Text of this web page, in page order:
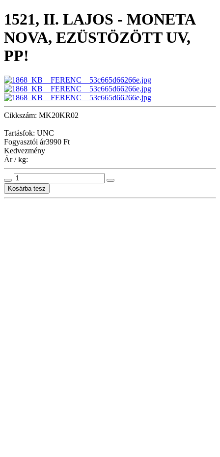
1521, II. LAJOS - MONETA
NOVA, EZÜSTÖZÖTT UV,
PP!
Cikkszám: MK20KR02
Tartásfok: UNC
Fogyasztói ár3990 Ft
Kedvezmény
Ár / kg: